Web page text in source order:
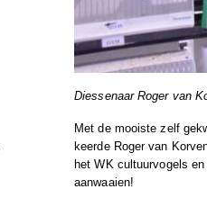
Diessenaar Roger van
Met de mooiste zelf
keerde Roger van
het WK cultuurvogels
aanwaaien!